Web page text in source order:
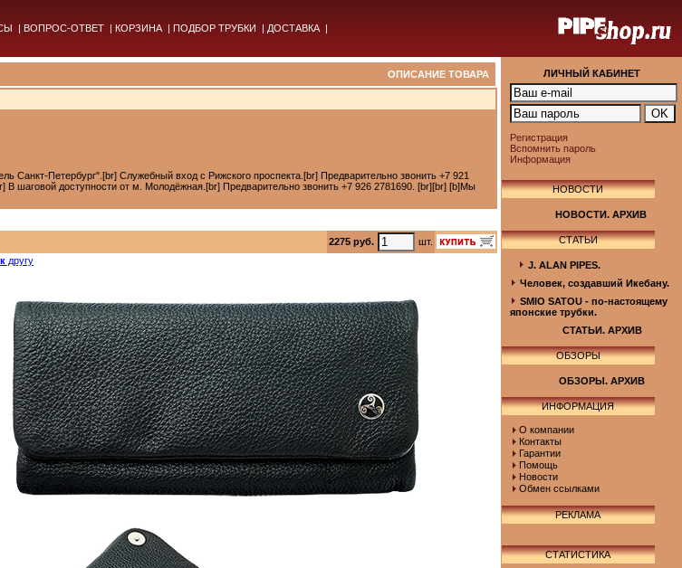
| ВОПРОС-ОТВЕТ | КОРЗИНА | ПОДБОР ТРУБКИ | ДОСТАВКА |
ОПИСАНИЕ ТОВАРА
Санкт-Петербург".[br] Служебный вход с Рижского проспекта.[br] Предварительно звонить +7 921
шаговой доступности от м. Молодёжная.[br] Предварительно звонить +7 926 2781690. [br][br] [b]Мы
2275 руб.
шт.
другу
ЛИЧНЫЙ КАБИНЕТ
Регистрация
Вспомнить пароль
Информация
НОВОСТИ
НОВОСТИ. АРХИВ
СТАТЬИ
J. ALAN PIPES.
Человек, создавший Икебану.
SMIO SATOU - по-настоящему
японские трубки.
СТАТЬИ. АРХИВ
ОБЗОРЫ
ОБЗОРЫ. АРХИВ
ИНФОРМАЦИЯ
О компании
Контакты
Гарантии
Помощь
Новости
Обмен ссылками
РЕКЛАМА
СТАТИСТИКА